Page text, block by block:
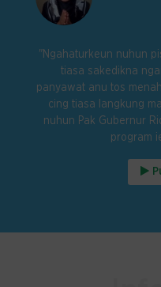
"Ngahaturkeun nuhun
tiasa sakedikna
panyawat anu tos
cing tiasa langkung
nuhun Pak Gubernur
program